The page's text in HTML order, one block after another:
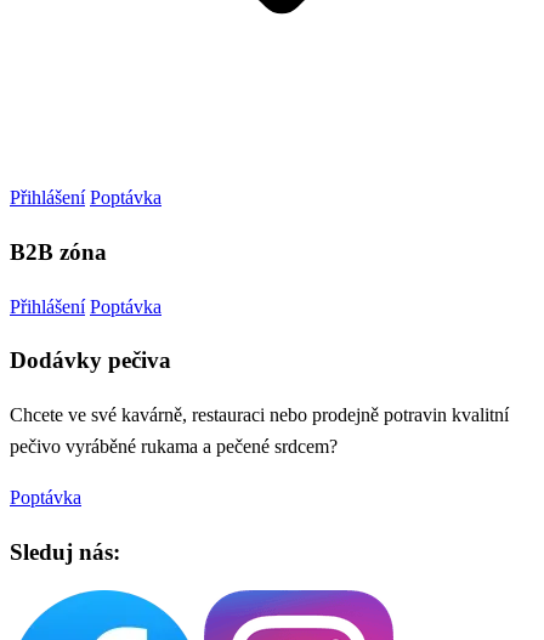
Přihlášení Poptávka
B2B zóna
Přihlášení Poptávka
Dodávky pečiva
Chcete ve své kavárně, restauraci nebo prodejně potravin kvalitní
pečivo vyráběné rukama a pečené srdcem?
Poptávka
Sleduj nás: